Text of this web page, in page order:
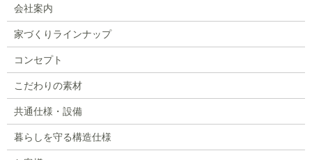
会社案内
家づくりラインナップ
コンセプト
こだわりの素材
共通仕様・設備
暮らしを守る構造仕様